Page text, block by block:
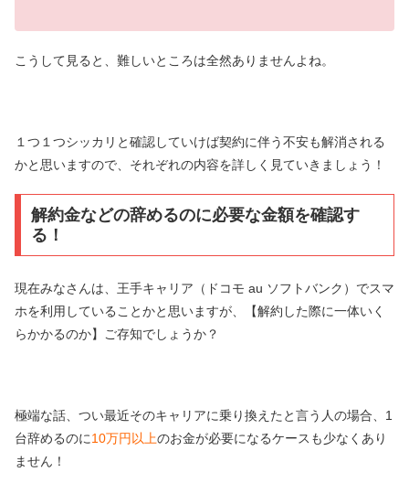
こうして見ると、難しいところは全然ありませんよね。
１つ１つシッカリと確認していけば契約に伴う不安も解消される
かと思いますので、それぞれの内容を詳しく見ていきましょう！
解約金などの辞めるのに必要な金額を確認す
る！
現在みなさんは、王手キャリア（ドコモ au ソフトバンク）でスマ
ホを利用していることかと思いますが、【解約した際に一体いく
らかかるのか】ご存知でしょうか？
極端な話、つい最近そのキャリアに乗り換えたと言う人の場合、1
台辞めるのに10万円以上のお金が必要になるケースも少なくあり
ません！